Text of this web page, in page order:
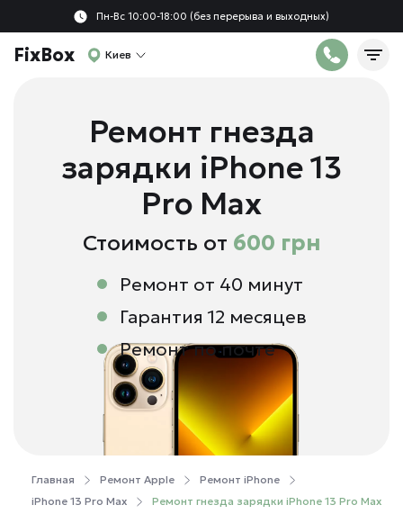
Пн-Вс 10:00-18:00 (без перерыва и выходных)
FixBox Киев
Ремонт гнезда
зарядки iPhone 13
Pro Max
Стоимость от 600 грн
Ремонт от 40 минут
Гарантия 12 месяцев
Ремонт по почте
Главная Ремонт Apple
Ремонт iPhone
iPhone 13 Pro Max
Ремонт гнезда зарядки iPhone 13 Pro Max